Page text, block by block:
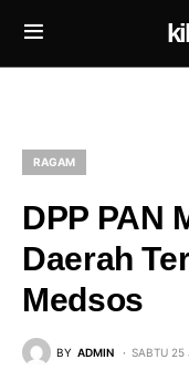
RAGAM
DPP PAN
Daerah
Medsos
BY ADMIN SABTU 25